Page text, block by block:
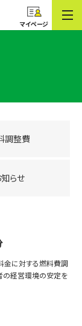
マイページ
調整費
知らせ
金に対する燃料費調
の経営環境の安定を